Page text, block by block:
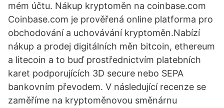
mém účtu. Nákup kryptoměn na coinbase.com
Coinbase.com je prověřená online platforma pro
obchodování a uchovávání kryptoměn.Nabízí
nákup a prodej digitálních měn bitcoin, ethereum
a litecoin a to buď prostřednictvím platebních
karet podporujících 3D secure nebo SEPA
bankovním převodem. V následující recenze se
zaměříme na kryptoměnovou směnárnu